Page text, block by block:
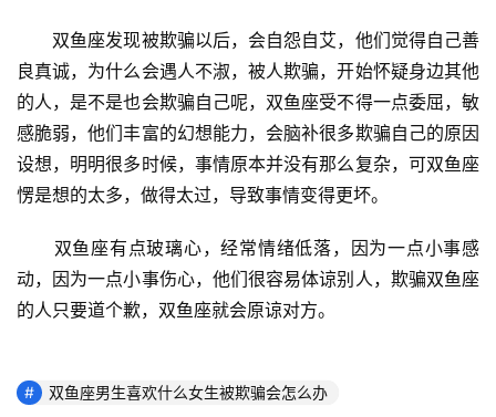
双鱼座发现被欺骗以后，会自怨自艾，他们觉得自己善
良真诚，为什么会遇人不淑，被人欺骗，开始怀疑身边其他
的人，是不是也会欺骗自己呢，双鱼座受不得一点委屈，敏
感脆弱，他们丰富的幻想能力，会脑补很多欺骗自己的原因
设想，明明很多时候，事情原本并没有那么复杂，可双鱼座
愣是想的太多，做得太过，导致事情变得更坏。
双鱼座有点玻璃心，经常情绪低落，因为一点小事感
动，因为一点小事伤心，他们很容易体谅别人，欺骗双鱼座
的人只要道个歉，双鱼座就会原谅对方。
双鱼座男生喜欢什么女生被欺骗会怎么办